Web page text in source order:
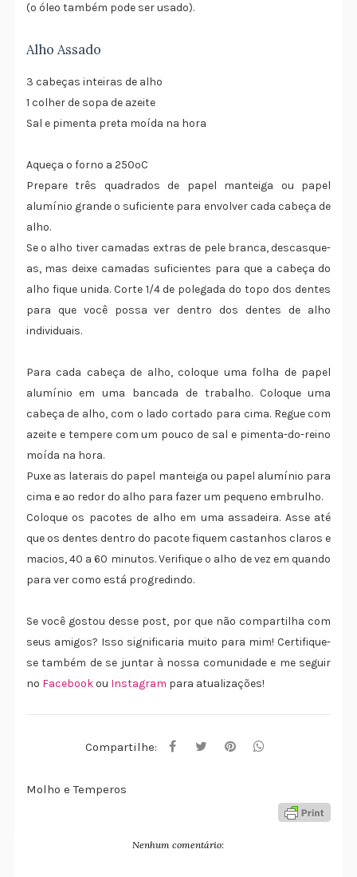
(o óleo também pode ser usado).
Alho Assado
3 cabeças inteiras de alho
1 colher de sopa de azeite
Sal e pimenta preta moída na hora
Aqueça o forno a 250ºC
Prepare três quadrados de papel manteiga ou papel
alumínio grande o suficiente para envolver cada cabeça de
alho.
Se o alho tiver camadas extras de pele branca, descasque-
as, mas deixe camadas suficientes para que a cabeça do
alho fique unida. Corte 1/4 de polegada do topo dos dentes
para que você possa ver dentro dos dentes de alho
individuais.
Para cada cabeça de alho, coloque uma folha de papel
alumínio em uma bancada de trabalho. Coloque uma
cabeça de alho, com o lado cortado para cima. Regue com
azeite e tempere com um pouco de sal e pimenta-do-reino
moída na hora.
Puxe as laterais do papel manteiga ou papel alumínio para
cima e ao redor do alho para fazer um pequeno embrulho.
Coloque os pacotes de alho em uma assadeira. Asse até
que os dentes dentro do pacote fiquem castanhos claros e
macios, 40 a 60 minutos. Verifique o alho de vez em quando
para ver como está progredindo.
Se você gostou desse post, por que não compartilha com
seus amigos? Isso significaria muito para mim! Certifique-
se também de se juntar à nossa comunidade e me seguir
no Facebookou Instagram para atualizações!
Compartilhe:
Molho e Temperos
Nenhum comentário: